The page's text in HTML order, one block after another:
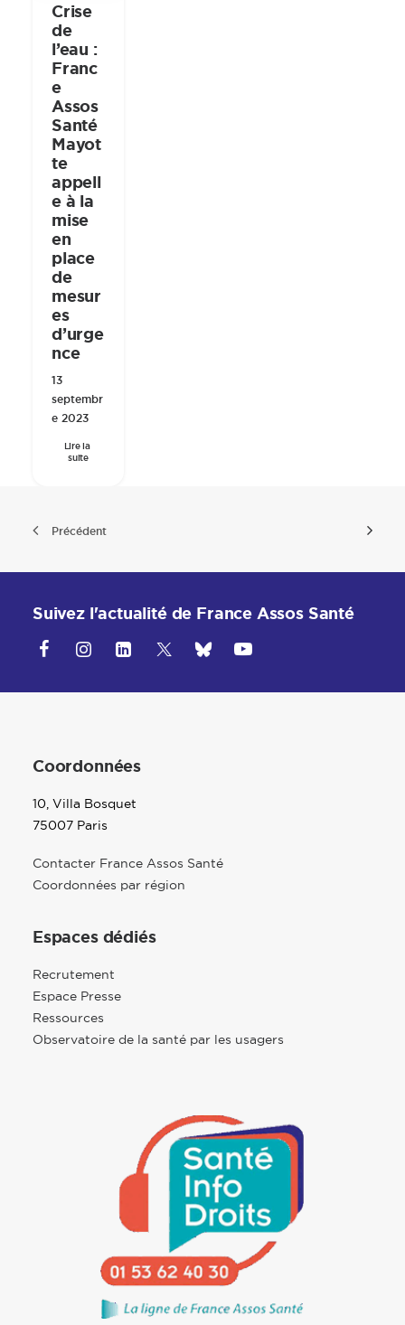
Crise
de
l’eau :
Franc
e
Assos
Santé
Mayot
te
appell
e à la
mise
en
place
de
mesur
es
d’urge
nce
13
septembr
e 2023
Lire la
suite
Précédent
Suivez l'actualité de France Assos Santé
Coordonnées
10, Villa Bosquet
75007 Paris
Contacter France Assos Santé
Coordonnées par région
Espaces dédiés
Recrutement
Espace Presse
Ressources
Observatoire de la santé par les usagers